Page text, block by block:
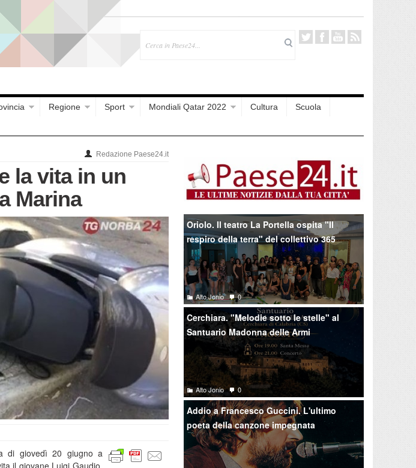
Regione Sport Mondiali Qatar 2022 Cultura
Scuola
Redazione Paese24.it
la vita in un
Marina
di giovedì 20 giugno a
il giovane Luigi Gaudio,
Oriolo. Il teatro La Portella ospita "Il
respiro della terra" del collettivo 365
Alto Jonio 0
Cerchiara. "Melodie sotto le stelle" al
Santuario Madonna delle Armi
Alto Jonio 0
Addio a Francesco Guccini. L'ultimo
poeta della canzone impegnata